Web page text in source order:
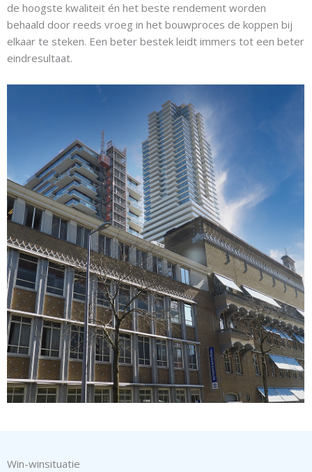
de hoogste kwaliteit én het beste rendement worden
behaald door reeds vroeg in het bouwproces de koppen bij
elkaar te steken. Een beter bestek leidt immers tot een beter
eindresultaat.
Win-winsituatie